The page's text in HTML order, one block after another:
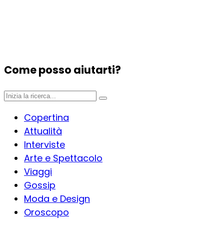
Come posso aiutarti?
Copertina
Attualità
Interviste
Arte e Spettacolo
Viaggi
Gossip
Moda e Design
Oroscopo